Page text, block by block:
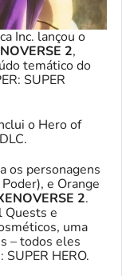
Inc. lançou o
2,
temático do
SUPER
o Hero of
os personagens
e Orange
2.
Quests e
uma
– todos eles
HERO.